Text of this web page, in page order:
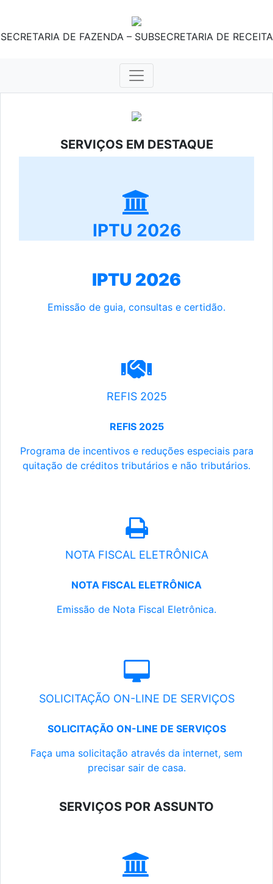
SECRETARIA DE FAZENDA – SUBSECRETARIA DE RECEITA
SERVIÇOS EM DESTAQUE
IPTU 2026
IPTU 2026
Emissão de guia, consultas e certidão.
REFIS 2025
REFIS 2025
Programa de incentivos e reduções especiais para
quitação de créditos tributários e não tributários.
NOTA FISCAL ELETRÔNICA
NOTA FISCAL ELETRÔNICA
Emissão de Nota Fiscal Eletrônica.
SOLICITAÇÃO ON-LINE DE SERVIÇOS
SOLICITAÇÃO ON-LINE DE SERVIÇOS
Faça uma solicitação através da internet, sem
precisar sair de casa.
SERVIÇOS POR ASSUNTO